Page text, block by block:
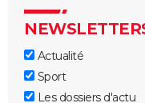
Actualité
Sport
Les dossiers d'actu